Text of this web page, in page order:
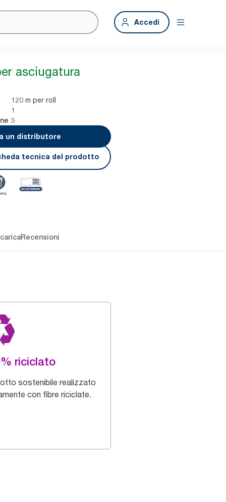
Accedi
asciugatura
120 m per roll
1
3
un distributore
tecnica del prodotto
Recensioni
riciclato
sostenibile realizzato
con fibre riciclate.